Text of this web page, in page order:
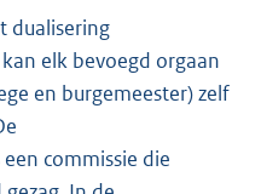
dualisering
elk bevoegd orgaan
en burgemeester) zelf
commissie die